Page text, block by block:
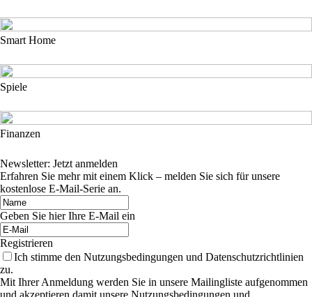
Smart Home
Spiele
Finanzen
Newsletter: Jetzt anmelden
Erfahren Sie mehr mit einem Klick – melden Sie sich für unsere
kostenlose E-Mail-Serie an.
Geben Sie hier Ihre E-Mail ein
Registrieren
Ich stimme den Nutzungsbedingungen und Datenschutzrichtlinien
zu.
Mit Ihrer Anmeldung werden Sie in unsere Mailingliste aufgenommen
und akzeptieren damit unsere Nutzungsbedingungen und